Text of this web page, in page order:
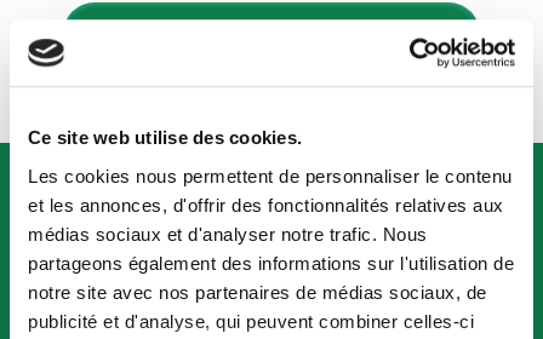
Ce site web utilise des cookies.
Les cookies nous permettent de personnaliser le contenu
et les annonces, d'offrir des fonctionnalités relatives aux
médias sociaux et d'analyser notre trafic. Nous
partageons également des informations sur l'utilisation de
notre site avec nos partenaires de médias sociaux, de
publicité et d'analyse, qui peuvent combiner celles-ci
Sprechen Sie mit einem Experten
Interessiert? Holen Sie sich innerhalb von
48 Stunden eine maßgeschneiderte Demo.
Eine Demo buchen